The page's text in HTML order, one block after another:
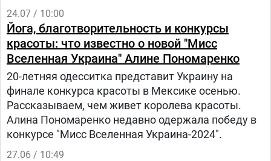
24.07 / 10:00
Йога, благотворительность и конкурсы
красоты: что известно о новой "Мисс
Вселенная Украина" Алине Пономаренко
20-летняя одесситка представит Украину на
финале конкурса красоты в Мексике осенью.
Рассказываем, чем живет королева красоты.
Алина Пономаренко недавно одержала победу в
конкурсе "Мисс Вселенная Украина-2024".
27.06 / 10:49